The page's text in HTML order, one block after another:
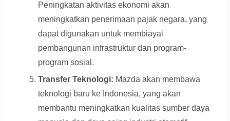
Peningkatan aktivitas ekonomi akan
meningkatkan penerimaan pajak negara, yang
dapat digunakan untuk membiayai
pembangunan infrastruktur dan program-
program sosial.
Transfer Teknologi: Mazda akan membawa
teknologi baru ke Indonesia, yang akan
membantu meningkatkan kualitas sumber daya